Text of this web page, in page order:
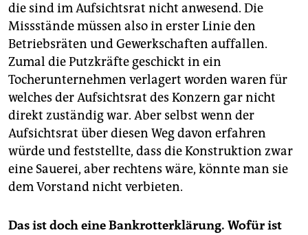
die sind im Aufsichtsrat nicht anwesend. Die
Missstände müssen also in erster Linie den
Betriebsräten und Gewerkschaften auffallen.
Zumal die Putzkräfte geschickt in ein
Tocherunternehmen verlagert worden waren für
welches der Aufsichtsrat des Konzern gar nicht
direkt zuständig war. Aber selbst wenn der
Aufsichtsrat über diesen Weg davon erfahren
würde und feststellte, dass die Konstruktion zwar
eine Sauerei, aber rechtens wäre, könnte man sie
dem Vorstand nicht verbieten.
Das ist doch eine Bankrotterklärung. Wofür ist